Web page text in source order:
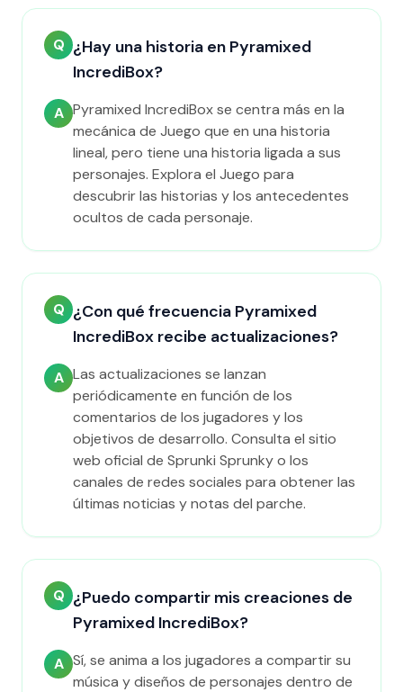
Q ¿Hay una historia en Pyramixed
IncrediBox?
A Pyramixed IncrediBox se centra más en la
mecánica de Juego que en una historia
lineal, pero tiene una historia ligada a sus
personajes. Explora el Juego para
descubrir las historias y los antecedentes
ocultos de cada personaje.
Q ¿Con qué frecuencia Pyramixed
IncrediBox recibe actualizaciones?
A Las actualizaciones se lanzan
periódicamente en función de los
comentarios de los jugadores y los
objetivos de desarrollo. Consulta el sitio
web oficial de Sprunki Sprunky o los
canales de redes sociales para obtener las
últimas noticias y notas del parche.
Q ¿Puedo compartir mis creaciones de
Pyramixed IncrediBox?
A Sí, se anima a los jugadores a compartir su
música y diseños de personajes dentro de